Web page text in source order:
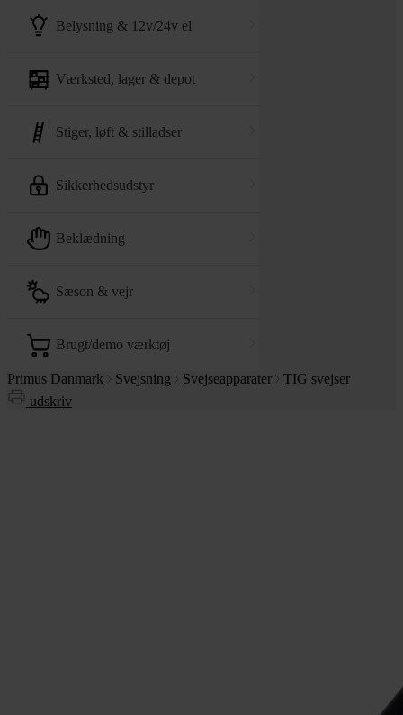
belysning & 12v/24v el
værksted, lager & depot
stiger, løft & stilladser
sikkerhedsudstyr
beklædning
sæson & vejr
brugt/demo værktøj
Primus Danmark Svejsning Svejseapparater
TIG svejser
udskriv